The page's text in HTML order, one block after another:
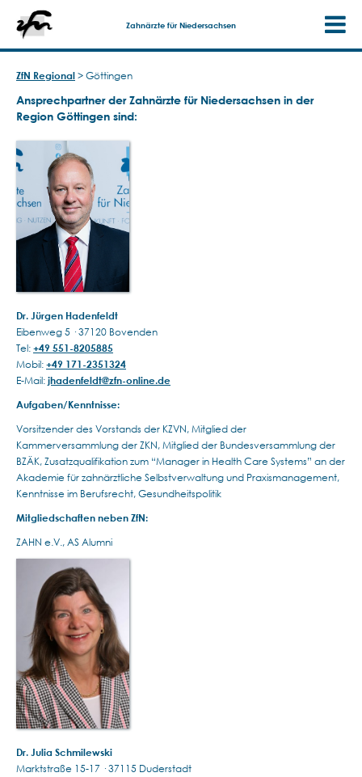
Zahnärzte für Niedersachsen
ZfN Regional > Göttingen
Ansprechpartner der Zahnärzte für Niedersachsen in der
Region Göttingen sind:
Dr. Jürgen Hadenfeldt
Eibenweg 5 · 37120 Bovenden
Tel: +49 551-8205885
Mobil: +49 171-2351324
E-Mail: jhadenfeldt@zfn-online.de
Aufgaben/Kenntnisse:
Vorsitzender des Vorstands der KZVN, Mitglied der
Kammerversammlung der ZKN, Mitglied der Bundesversammlung der
BZÄK, Zusatzqualifikation zum “Manager in Health Care Systems” an der
Akademie für zahnärztliche Selbstverwaltung und Praxismanagement,
Kenntnisse im Berufsrecht, Gesundheitspolitik
Mitgliedschaften neben ZfN:
ZAHN e.V., AS Alumni
Dr. Julia Schmilewski
Marktstraße 15-17 · 37115 Duderstadt